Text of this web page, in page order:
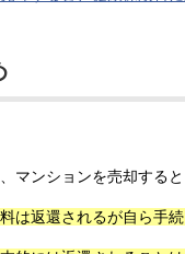
マンションを売却する
料は返還されるが自ら手